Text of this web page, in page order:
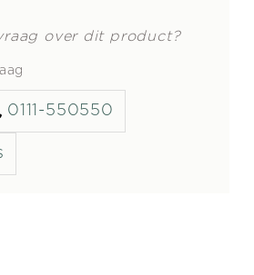
over dit product?
0111-550550